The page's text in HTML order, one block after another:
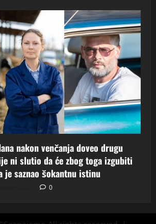
nakon venčanja doveo drugu
ni slutio da će zbog toga izgubiti
je saznao šokantnu istinu
0